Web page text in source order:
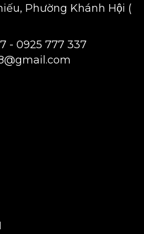
Phường Khánh Hội (
- 0925 777 337